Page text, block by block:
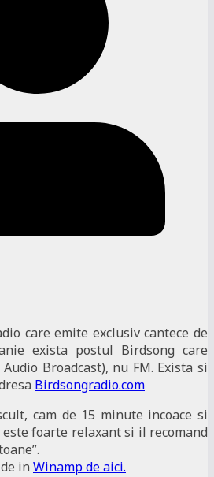
care emite exclusiv cantece de
exista postul Birdsong care
Broadcast), nu FM. Exista si
Birdsongradio.com
cam de 15 minute incoace si
foarte relaxant si il recomand
in Winamp de aici.